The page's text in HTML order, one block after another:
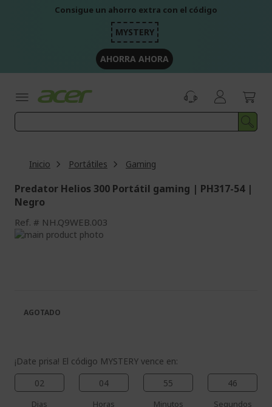
Consigue un ahorro extra con el código
MYSTERY
AHORRA AHORA
Inicio Portátiles Gaming
Predator Helios 300 Portátil gaming | PH317-54 |
Negro
Ref. NH.Q9WEB.003
Saltar
imágenes
galería
¡Date prisa! El código MYSTERY vence en:
02
Dias
04
Horas
55
Minutos
45
Segundos
AGOTADO